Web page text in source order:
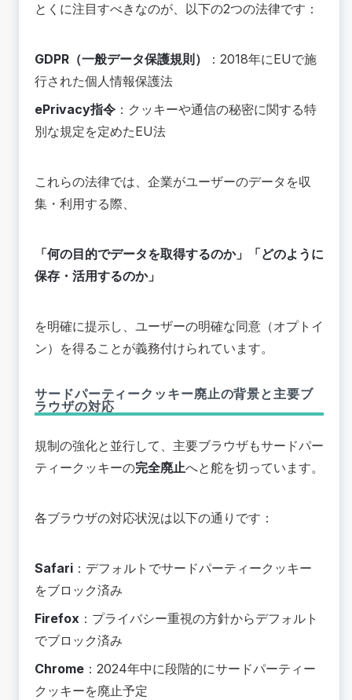
とくに注目すべきなのが、以下の2つの法律です：
GDPR（一般データ保護規則）
：2018年にEUで施
行された個人情報保護法
ePrivacy指令 ：クッキーや通信の秘密に関する特
別な規定を定めたEU法
これらの法律では、企業がユーザーのデータを収
集・利用する際、
「何の目的でデータを取得するのか」「どのように
保存・活用するのか」
を明確に提示し、ユーザーの明確な同意（オプトイ
ン）を得ることが義務付けられています。
サードパーティークッキー廃止の背景と主要ブ
ラウザの対応
規制の強化と並行して、主要ブラウザもサードパー
ティークッキーの完全廃止へと舵を切っています。
各ブラウザの対応状況は以下の通りです：
Safari ：デフォルトでサードパーティークッキー
をブロック済み
Firefox ：プライバシー重視の方針からデフォルト
でブロック済み
Chrome ：2024年中に段階的にサードパーティー
クッキーを廃止予定